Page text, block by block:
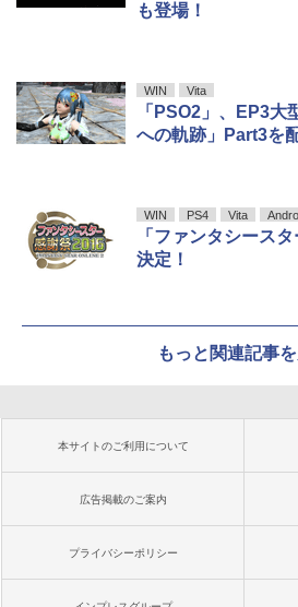
も登場！
WIN Vita
「PSO2」、EP3大
への軌跡」Part3を
WIN PS4 Vita
「ファンタシース
決定！
もっと関連記事
本サイトのご利用について
広告掲載のご案内
プライバシーポリシー